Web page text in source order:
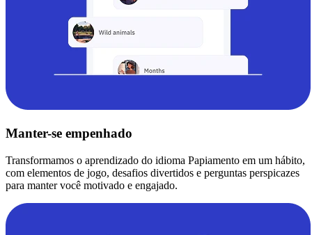
Manter-se empenhado
Transformamos o aprendizado do idioma Papiamento em um hábito,
com elementos de jogo, desafios divertidos e perguntas perspicazes
para manter você motivado e engajado.